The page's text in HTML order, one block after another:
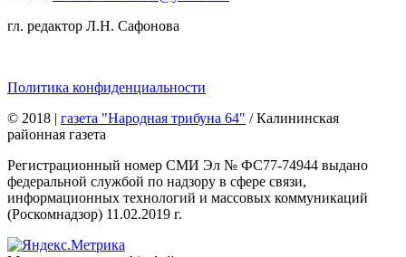
гл. редактор Л.Н. Сафонова
Политика конфиденциальности
© 2018 | газета "Народная трибуна 64" / Калининская
районная газета
Регистрационный номер СМИ Эл № ФС77-74944 выдано
федеральной службой по надзору в сфере связи,
информационных технологий и массовых коммуникаций
(Роскомнадзор) 11.02.2019 г.